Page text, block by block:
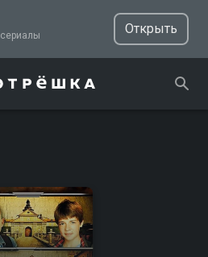
ТВ, фильмы и сериалы
Открыть